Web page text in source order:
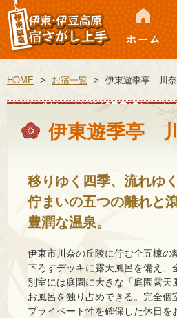
HOME > お宿一覧 > 伊東遊季亭 川
伊東遊季亭
移りゆく四季、流れゆ
佇まいの五つの離れと
豊潤な温泉。
伊東市川奈の丘陵に佇む全五棟の
下ろすデッキに露天風呂を備え、
別室には庭園に大きな「庭園露天
お風呂を独り占めできる。完全個
プライベート性を確保した休日を